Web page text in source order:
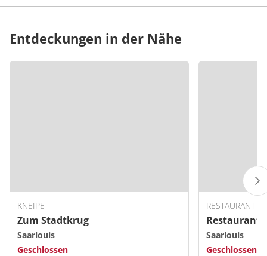
Entdeckungen in der Nähe
KNEIPE
Zum Stadtkrug
Saarlouis
Geschlossen
RESTAURANT
Restaurant
Saarlouis
Geschlossen